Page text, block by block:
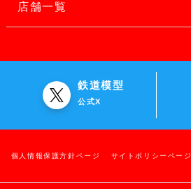
店舗一覧
鉄道模型
公式X
個人情報保護方針ページ サイトポリシーページ